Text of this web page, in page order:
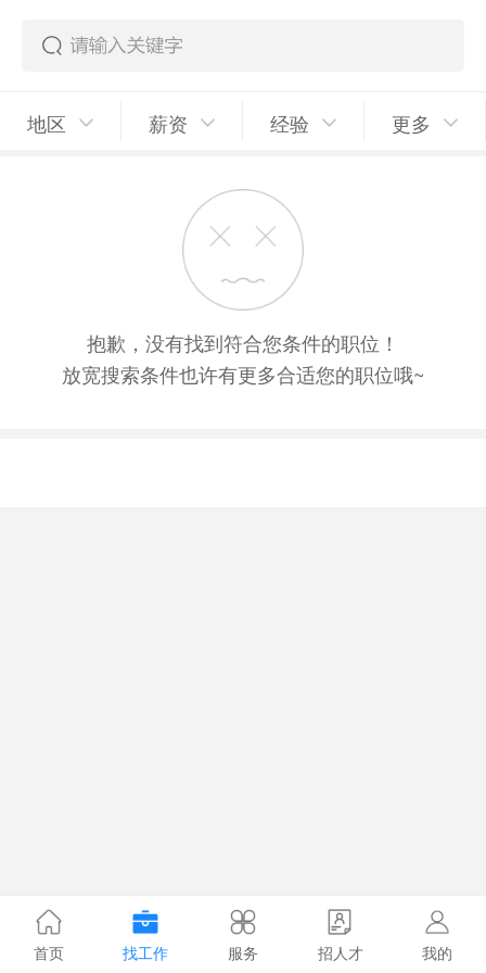
地区 薪资 经验 更多
抱歉，没有找到符合您条件的职位！
放宽搜索条件也许有更多合适您的职位哦~
首页 找工作 服务 招人才 我的